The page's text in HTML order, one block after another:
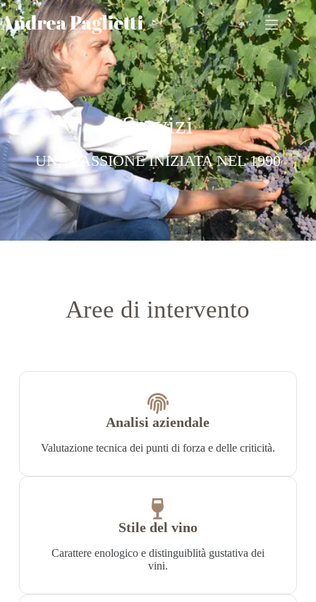
Servizi
UNA PASSIONE INIZIATA NEL 1990
Aree di intervento
Analisi aziendale
Valutazione tecnica dei punti di forza e delle criticità.
Stile del vino
Carattere enologico e distinguiblità gustativa dei
vini.